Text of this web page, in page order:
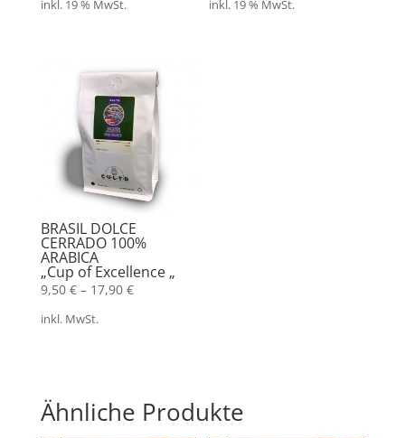
inkl. 19 % MwSt. inkl. 19 % MwSt.
BRASIL DOLCE
CERRADO 100%
ARABICA
„Cup of Excellence „
9,50 €– 17,90 €
inkl. MwSt.
Ähnliche Produkte